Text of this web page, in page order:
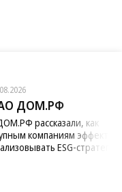
ДОМ.РФ
рассказали, как
компаниям
ESG-стратегию